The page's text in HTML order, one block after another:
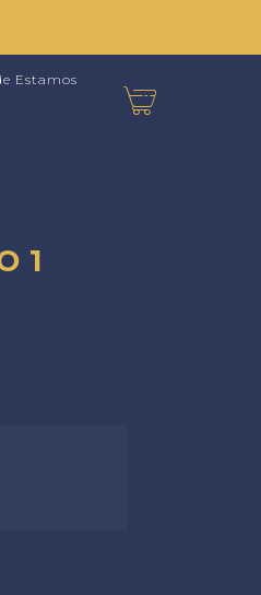
Estamos
1